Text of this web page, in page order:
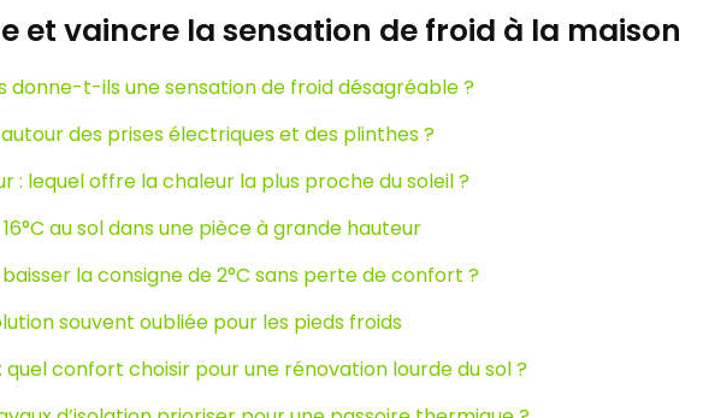
et vaincre la sensation de froid à la maison
donne-t-ils une sensation de froid désagréable ?
des prises électriques et des plinthes ?
: lequel offre la chaleur la plus proche du soleil ?
au sol dans une pièce à grande hauteur
la consigne de 2°C sans perte de confort ?
souvent oubliée pour les pieds froids
confort choisir pour une rénovation lourde du sol ?